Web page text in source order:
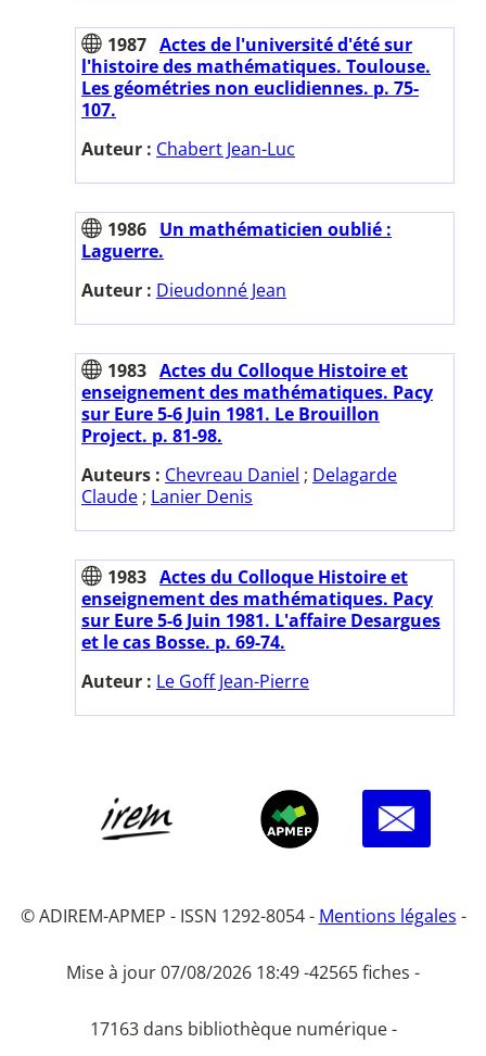
1987 Actes de l'université d'été sur
l'histoire des mathématiques. Toulouse.
Les géométries non euclidiennes. p. 75-
107.
Auteur : Chabert Jean-Luc
1986 Un mathématicien oublié :
Laguerre.
Auteur : Dieudonné Jean
1983 Actes du Colloque Histoire et
enseignement des mathématiques. Pacy
sur Eure 5-6 Juin 1981. Le Brouillon
Project. p. 81-98.
Auteurs : Chevreau Daniel ; Delagarde
Claude ; Lanier Denis
1983 Actes du Colloque Histoire et
enseignement des mathématiques. Pacy
sur Eure 5-6 Juin 1981. L'affaire Desargues
et le cas Bosse. p. 69-74.
Auteur : Le Goff Jean-Pierre
© ADIREM-APMEP - ISSN 1292-8054 - Mentions légales -
Mise à jour 07/08/2026 18:49 -42565 fiches -
17163 dans bibliothèque numérique -